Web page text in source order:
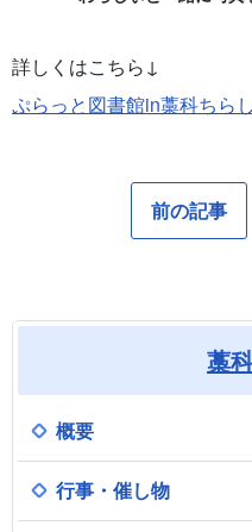
詳しくはこちら↓
ぷらっと図書館in藁科ちら
前の記事
藁
概要
行事・催し物